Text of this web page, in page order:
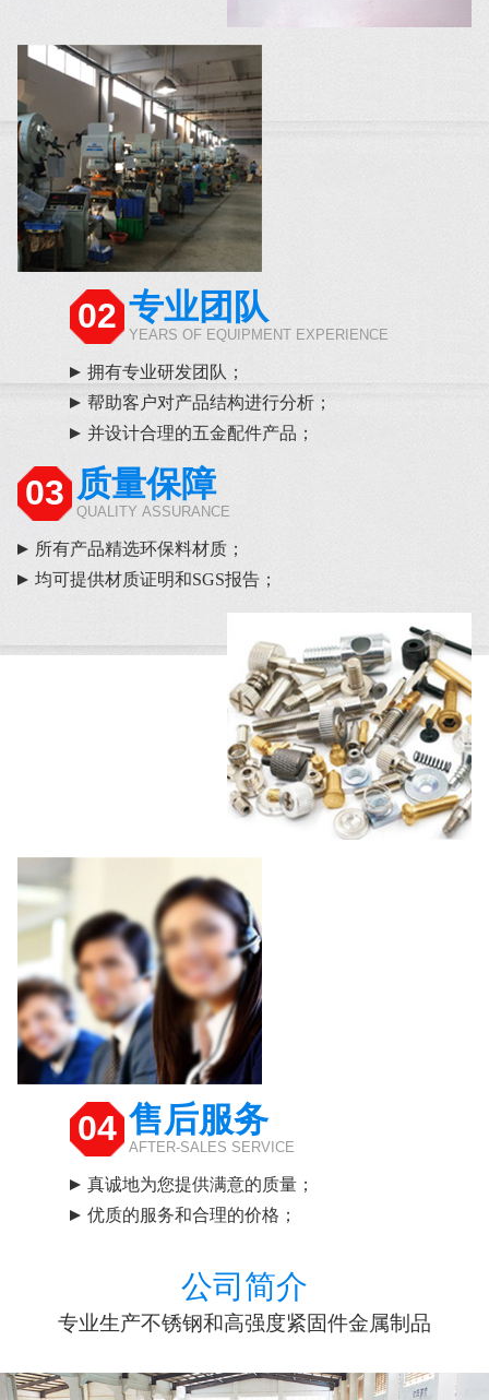
02 专业团队
YEARS OF EQUIPMENT EXPERIENCE
拥有专业研发团队；
帮助客户对产品结构进行分析；
并设计合理的五金配件产品；
03 质量保障
QUALITY ASSURANCE
所有产品精选环保料材质；
均可提供材质证明和SGS报告；
04 售后服务
AFTER-SALES SERVICE
真诚地为您提供满意的质量；
优质的服务和合理的价格；
公司简介
专业生产不锈钢和高强度紧固件金属制品